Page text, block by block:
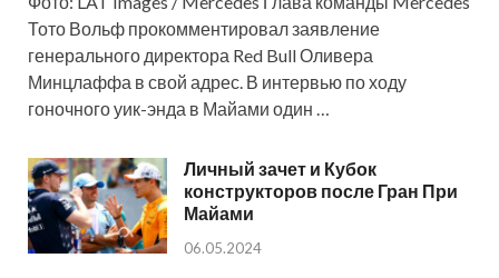
Тото Вольф прокомментировал заявление
генерального директора Red Bull Оливера
Минцлаффа в свой адрес. В интервью по ходу
гоночного уик-энда в Майами один …
Личный зачет и Кубок
конструкторов после Гран При
Майами
06.05.2024